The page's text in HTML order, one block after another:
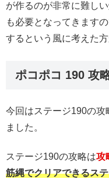
が作るのが非常に難し
も必要となってきます
するという風に考えた
ポコポコ 190 攻
今回はステージ190の攻
ました。
ステージ190の攻略は攻
筋縄でクリアできるス